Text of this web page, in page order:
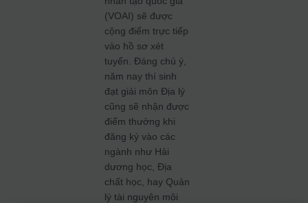
(VOAI) sẽ được
cộng điểm trực tiếp
vào hồ sơ xét
tuyển. Đáng chú ý,
năm nay thí sinh
đạt giải môn Địa lý
cũng sẽ nhận được
điểm thưởng khi
đăng ký vào các
ngành như Hải
dương học, Địa
chất học, hay Quản
lý tài nguyên môi